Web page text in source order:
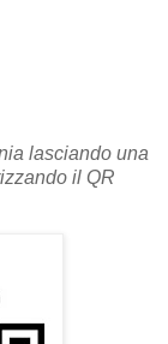
lasciando una
il QR